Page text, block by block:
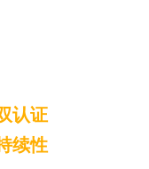
认证
续性